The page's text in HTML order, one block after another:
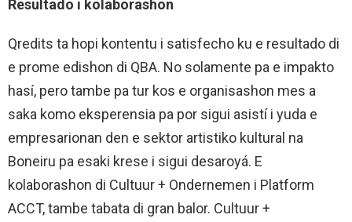
Resultado i kolaborashon
Qredits ta hopi kontentu i satisfecho ku e resultado di
e prome edishon di QBA. No solamente pa e impakto
hasí, pero tambe pa tur kos e organisashon mes a
saka komo eksperensia pa por sigui asistí i yuda e
empresarionan den e sektor artistiko kultural na
Boneiru pa esaki krese i sigui desaroyá. E
kolaborashon di Cultuur + Ondernemen i Platform
ACCT, tambe tabata di gran balor. Cultuur +